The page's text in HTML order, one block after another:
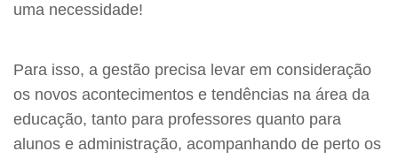
uma necessidade!
Para isso, a gestão precisa levar em consideração
os novos acontecimentos e tendências na área da
educação, tanto para professores quanto para
alunos e administração, acompanhando de perto os